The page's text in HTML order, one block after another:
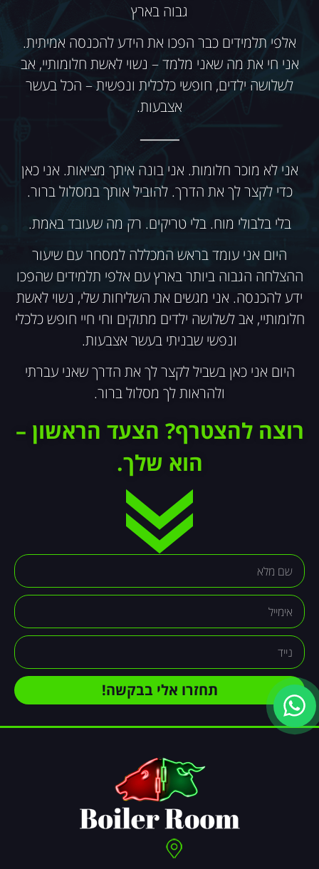
גבוה בארץ
אלפי תלמידים כבר הפכו את הידע להכנסה אמיתית.
אני חי את מה שאני מלמד – נשוי לאשת חלומותיי, אב
לשלושה ילדים, חופשי כלכלית ונפשית – הכל בעשר
אצבעות.
⸻
אני לא מוכר חלומות. אני בונה איתך מציאות. אני כאן
כדי לקצר לך את הדרך. להוביל אותך במסלול ברור.
בלי בלבולי מוח. בלי טריקים. רק מה שעובד באמת.
היום אני עומד בראש המכללה למסחר עם שיעור
ההצלחה הגבוה ביותר בארץ עם אלפי תלמידים שהפכו
ידע להכנסה. אני מגשים את השליחות שלי, נשוי לאשת
חלומותיי, אב לשלושה ילדים מתוקים וחי חיי חופש כלכלי
ונפשי שבניתי בעשר אצבעות.
היום אני כאן בשביל לקצר לך את הדרך שאני עברתי
ולהראות לך מסלול ברור.
רוצה להצטרף? הצעד הראשון –
הוא שלך.
תחזרו אלי בבקשה!